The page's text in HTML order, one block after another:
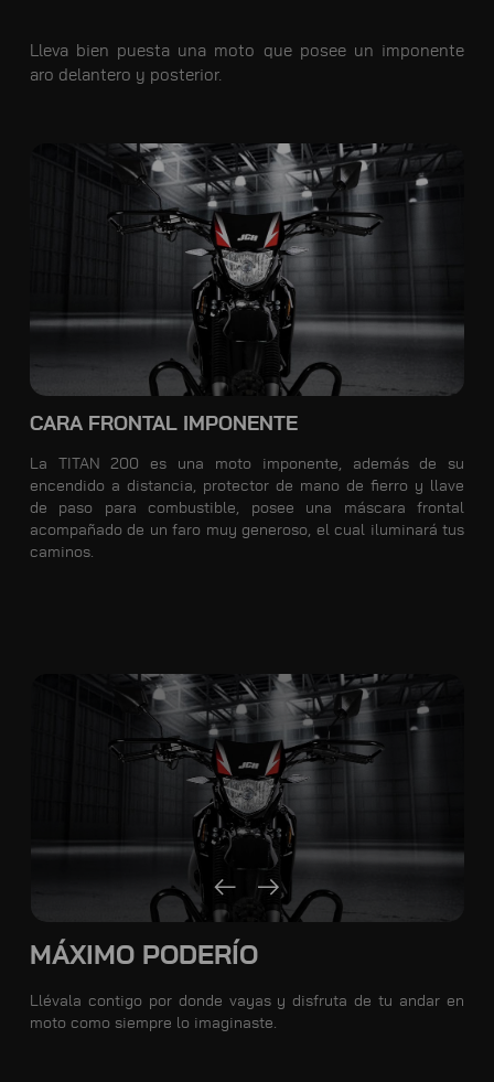
Lleva bien puesta una moto que posee un imponente
aro delantero y posterior.
CARA FRONTAL IMPONENTE
La TITAN 200 es una moto imponente, además de su
encendido a distancia, protector de mano de fierro y llave
de paso para combustible, posee una máscara frontal
acompañado de un faro muy generoso, el cual iluminará tus
caminos.
MÁXIMO PODERÍO
Llévala contigo por donde vayas y disfruta de tu andar en
moto como siempre lo imaginaste.